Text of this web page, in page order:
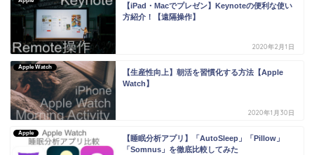
【iPad・Macでプレゼン】Keynoteの便利な使い
方紹介！【遠隔操作】
2020年2月1日
Apple Watch
【生産性向上】朝活を習慣化する方法【Apple
Watch】
2020年1月30日
Apple
【睡眠分析アプリ】「AutoSleep」「Pillow」
「Somnus」を徹底比較してみた